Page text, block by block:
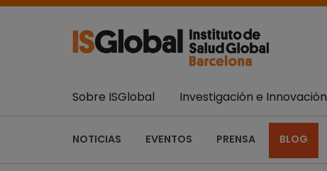
Sobre ISGlobal Investigación e Innovación
NOTICIAS EVENTOS PRENSA BLOG